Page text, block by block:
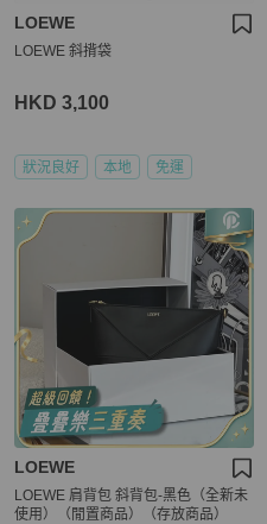
LOEWE
LOEWE 斜揹袋
HKD 3,100
狀況良好 本地 免運
LOEWE
LOEWE 肩背包 斜背包-黑色（全新未
使用）（閒置商品）（存放商品）